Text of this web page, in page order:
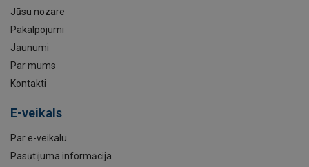
Jūsu nozare
Pakalpojumi
Jaunumi
Par mums
Kontakti
E-veikals
Par e-veikalu
Pasūtījuma informācija